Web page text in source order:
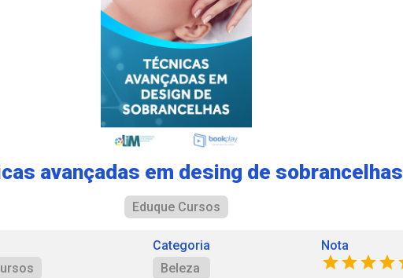
avançadas em desing de sobrancelhas
Eduque Cursos
Categoria
Beleza
Nota